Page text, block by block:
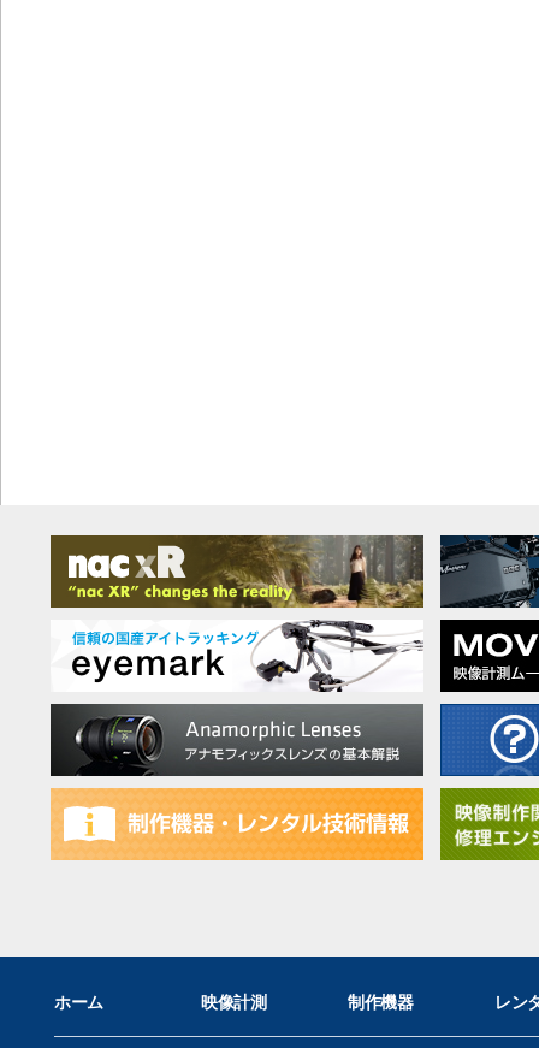
ホーム 映像計測 制作機器 レン